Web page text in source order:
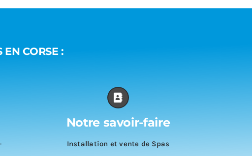
CORSE :
Notre savoir-faire
Installation et vente de Spas